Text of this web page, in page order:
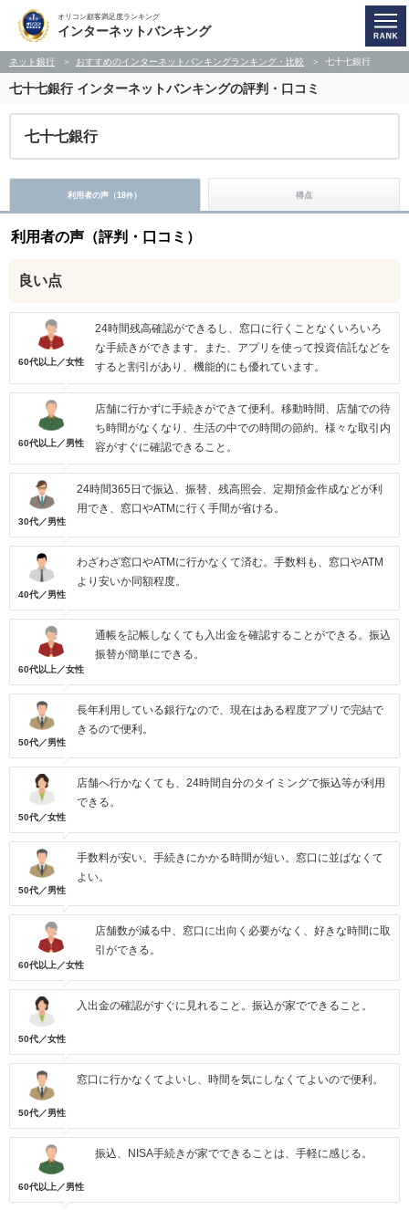
オリコン顧客満足度ランキング
インターネットバンキング
ネット銀行 おすすめのインターネットバンキングランキング・比較 七十七銀行
七十七銀行インターネットバンキングの評判・口コミ
七十七銀行
利用者の声（18件） 得点
利用者の声（評判・口コミ）
良い点
60代以上／女性
24時間残高確認ができるし、窓口に行くことなくいろいろ
な手続きができます。また、アプリを使って投資信託などを
すると割引があり、機能的にも優れています。
60代以上／男性
店舗に行かずに手続きができて便利。移動時間、店舗での待
ち時間がなくなり、生活の中での時間の節約。様々な取引内
容がすぐに確認できること。
30代／男性
24時間365日で振込、振替、残高照会、定期預金作成などが利
用でき、窓口やATMに行く手間が省ける。
40代／男性
わざわざ窓口やATMに行かなくて済む。手数料も、窓口やATM
より安いか同額程度。
60代以上／女性
通帳を記帳しなくても入出金を確認することができる。振込
振替が簡単にできる。
50代／男性
長年利用している銀行なので、現在はある程度アプリで完結で
きるので便利。
50代／女性
店舗へ行かなくても、24時間自分のタイミングで振込等が利用
できる。
50代／男性
手数料が安い。手続きにかかる時間が短い。窓口に並ばなくて
よい。
60代以上／女性
店舗数が減る中、窓口に出向く必要がなく、好きな時間に取
引ができる。
50代／女性
入出金の確認がすぐに見れること。振込が家でできること。
50代／男性
窓口に行かなくてよいし、時間を気にしなくてよいので便利。
60代以上／男性
振込、NISA手続きが家でできることは、手軽に感じる。